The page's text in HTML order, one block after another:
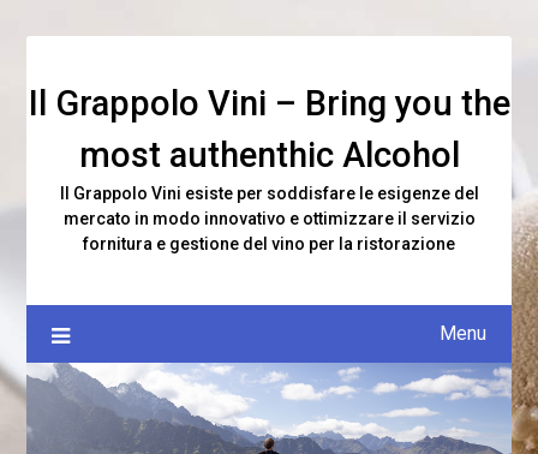
Il Grappolo Vini – Bring you the
most authenthic Alcohol
Il Grappolo Vini esiste per soddisfare le esigenze del
mercato in modo innovativo e ottimizzare il servizio
fornitura e gestione del vino per la ristorazione
Menu